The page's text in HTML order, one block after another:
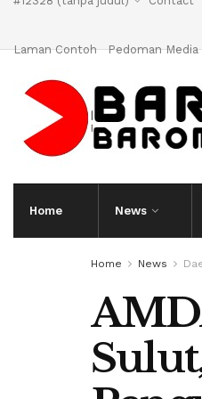
Laman Contoh Pedoman Media
Home News
Home News